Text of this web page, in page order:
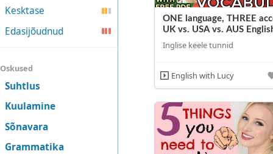
Kesktase
Edasijõudnud
Oskused
Suhtlus
Kuulamine
Sõnavara
Grammatika
ONE language, THREE
UK vs. USA vs. AUS
Inglise keele tunnid
English with Lucy